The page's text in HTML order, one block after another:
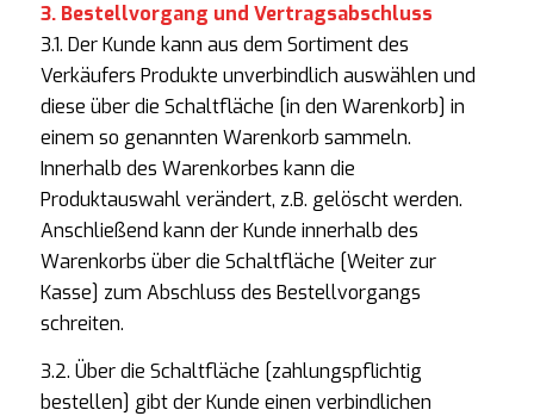
3. Bestellvorgang und Vertragsabschluss
3.1. Der Kunde kann aus dem Sortiment des
Verkäufers Produkte unverbindlich auswählen und
diese über die Schaltfläche [in den Warenkorb] in
einem so genannten Warenkorb sammeln.
Innerhalb des Warenkorbes kann die
Produktauswahl verändert, z.B. gelöscht werden.
Anschließend kann der Kunde innerhalb des
Warenkorbs über die Schaltfläche [Weiter zur
Kasse] zum Abschluss des Bestellvorgangs
schreiten.
3.2. Über die Schaltfläche [zahlungspflichtig
bestellen] gibt der Kunde einen verbindlichen